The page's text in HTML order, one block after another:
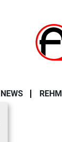
NEWS REHM